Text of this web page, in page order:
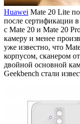
Huawei Mate 20 Lite
после сертификации
с Mate 20 и Mate 20
камеру и менее
уже известно, что
корпусом, сканером
двойной основной
Geekbench стали